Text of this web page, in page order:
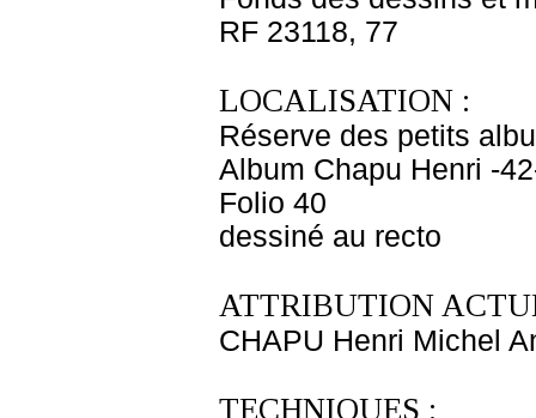
RF 23118, 77
LOCALISATION :
Réserve des petits
Album Chapu Henri -
Folio 40
dessiné au recto
ATTRIBUTION
CHAPU Henri Michel
TECHNIQUES :